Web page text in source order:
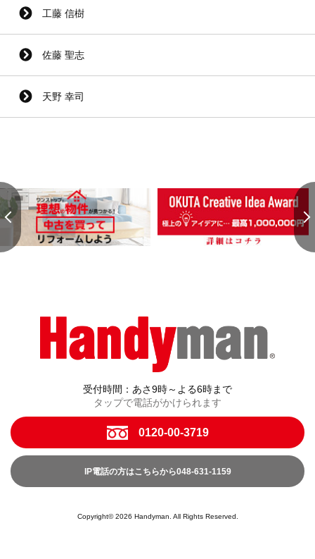
工藤 信樹
佐藤 聖志
天野 幸司
受付時間：あさ9時～よる6時まで
タップで電話がかけられます
0120-00-3719
IP電話の方はこちらから048-631-1159
Copyright© 2026 Handyman. All Rights Reserved.